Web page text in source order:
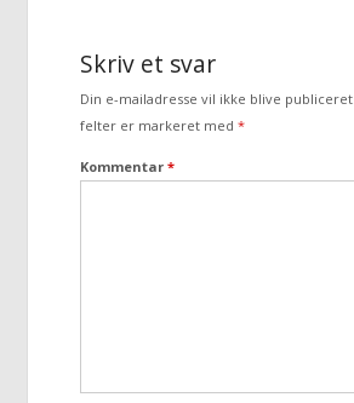
Skriv et svar
Din e-mailadresse vil ikke blive publiceret.
felter er markeret med *
Kommentar *